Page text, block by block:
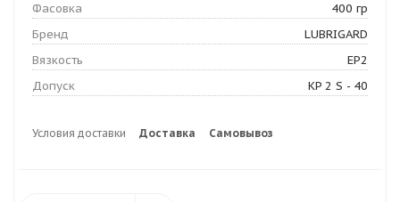
Фасовка
400 гр
Бренд
LUBRIGARD
Вязкость
EP2
Допуск
KP 2 S - 40
Условия доставки Доставка Самовывоз